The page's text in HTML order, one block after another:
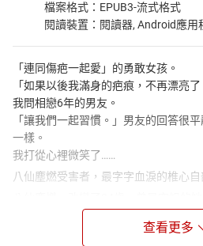
檔案格式：EPUB3-流式格式
閱讀裝置：閱讀器, Android應用
「連同傷疤一起愛」的勇敢女孩。
「如果以後我滿身的疤痕，不再漂亮了
我問相戀6年的男友。
「讓我們一起習慣。」男友的回答很
一樣。
我打從心裡微笑了……
八仙塵燃受害者，最字字血淚的椎心自
全身燒燙傷面積高達58%，兩度病危。
但她卻說：「接受皮膚會留下傷痕，是
查看更多